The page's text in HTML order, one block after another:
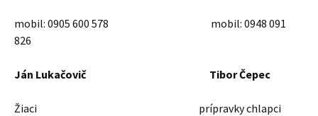
mobil: 0905 600 578 mobil: 0948 091
826
Ján Lukačovič Tibor Čepec
Žiaci prípravky chlapci